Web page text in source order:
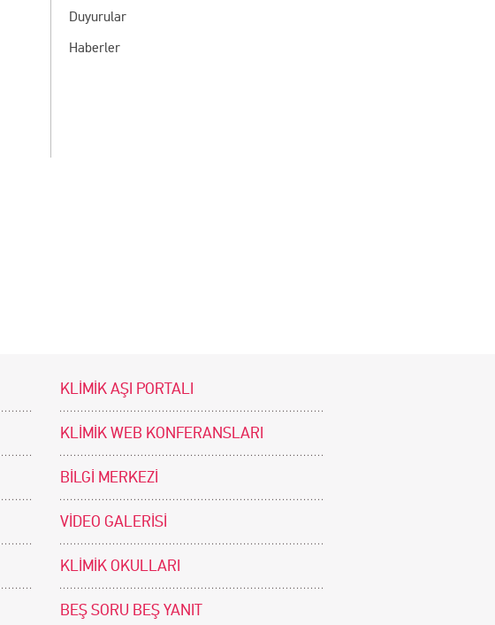
Duyurular
Haberler
KLİMİK AŞI PORTALI
KLİMİK WEB KONFERANSLARI
BİLGİ MERKEZİ
VİDEO GALERİSİ
KLİMİK OKULLARI
BEŞ SORU BEŞ YANIT